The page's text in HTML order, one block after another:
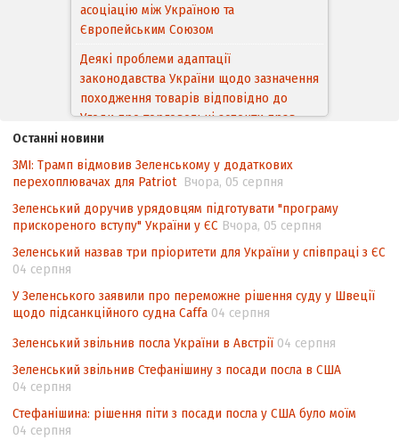
Європейським Cоюзом
Деякі проблеми адаптації
законодавства України щодо зазначення
походження товарів відповідно до
Угоди про торговельні аспекти прав
інтелектуальної власності (TRIPS) у
контексті євроінтеграції
Аналіз виборчого законодавства щодо
невизначеності механізму повторного
підрахунку голосів виборців
Інформаційна безпека суспільства
Контент-аналіз відображення сенсу
нормативно-правових документах
Останні новини
ЗМІ: Трамп відмовив Зеленському у додаткових
перехоплювачах для Patriot Вчора, 05 серпня
Зеленський доручив урядовцям підготувати "програму
прискореного вступу" України у ЄС Вчора, 05 серпня
Зеленський назвав три пріоритети для України у співпраці з ЄС
04 серпня
У Зеленського заявили про переможне рішення суду у Швеції
щодо підсанкційного судна Caffa 04 серпня
Зеленський звільнив посла України в Австрії 04 серпня
Зеленський звільнив Стефанішину з посади посла в США
04 серпня
Стефанішина: рішення піти з посади посла у США було моїм
04 серпня